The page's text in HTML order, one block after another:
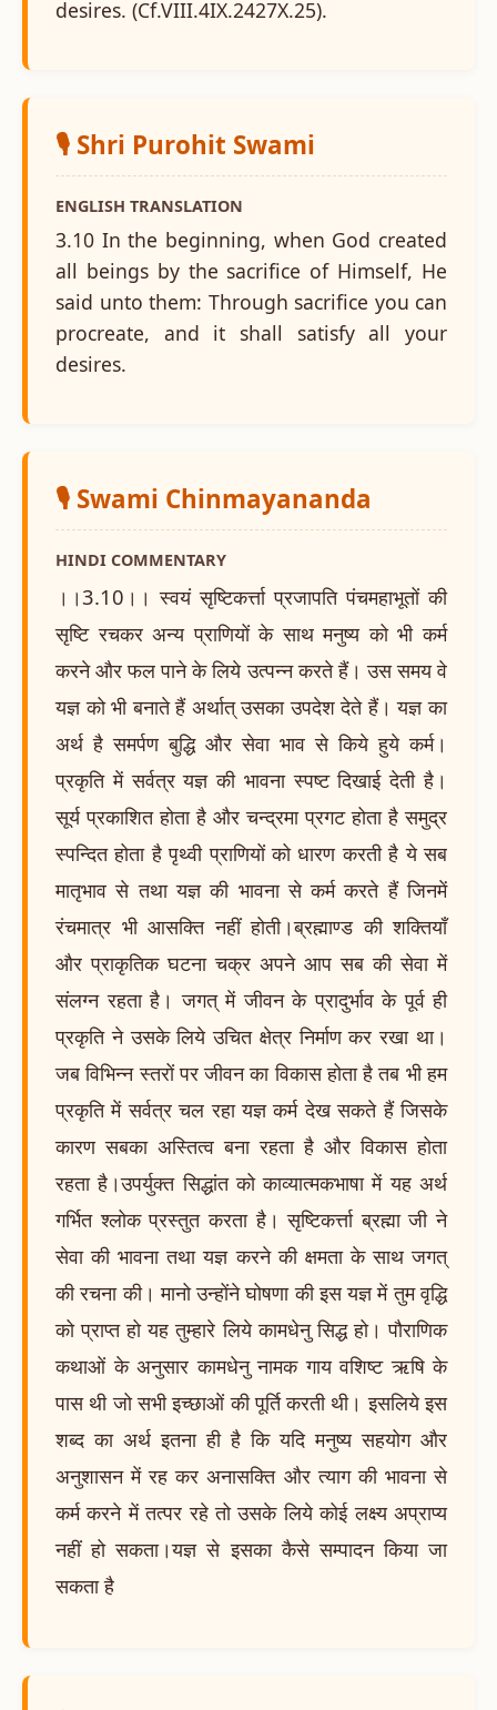
desires. (Cf.VIII.4IX.2427X.25).
🎙️ Shri Purohit Swami
ENGLISH TRANSLATION
3.10 In the beginning, when God created
all beings by the sacrifice of Himself, He
said unto them: Through sacrifice you can
procreate, and it shall satisfy all your
desires.
🎙️ Swami Chinmayananda
HINDI COMMENTARY
।।3.10।। स्वयं सृष्टिकर्त्ता प्रजापति पंचमहाभूतों की
सृष्टि रचकर अन्य प्राणियों के साथ मनुष्य को भी कर्म
करने और फल पाने के लिये उत्पन्न करते हैं। उस समय वे
यज्ञ को भी बनाते हैं अर्थात् उसका उपदेश देते हैं। यज्ञ का
अर्थ है समर्पण बुद्धि और सेवा भाव से किये हुये कर्म।
प्रकृति में सर्वत्र यज्ञ की भावना स्पष्ट दिखाई देती है।
सूर्य प्रकाशित होता है और चन्द्रमा प्रगट होता है समुद्र
स्पन्दित होता है पृथ्वी प्राणियों को धारण करती है ये सब
मातृभाव से तथा यज्ञ की भावना से कर्म करते हैं जिनमें
रंचमात्र भी आसक्ति नहीं होती।ब्रह्माण्ड की शक्तियाँ
और प्राकृतिक घटना चक्र अपने आप सब की सेवा में
संलग्न रहता है। जगत् में जीवन के प्रादुर्भाव के पूर्व ही
प्रकृति ने उसके लिये उचित क्षेत्र निर्माण कर रखा था।
जब विभिन्न स्तरों पर जीवन का विकास होता है तब भी हम
प्रकृति में सर्वत्र चल रहा यज्ञ कर्म देख सकते हैं जिसके
कारण सबका अस्तित्व बना रहता है और विकास होता
रहता है।उपर्युक्त सिद्धांत को काव्यात्मकभाषा में यह अर्थ
गर्भित श्लोक प्रस्तुत करता है। सृष्टिकर्त्ता ब्रह्मा जी ने
सेवा की भावना तथा यज्ञ करने की क्षमता के साथ जगत्
की रचना की। मानो उन्होंने घोषणा की इस यज्ञ में तुम वृद्धि
को प्राप्त हो यह तुम्हारे लिये कामधेनु सिद्ध हो। पौराणिक
कथाओं के अनुसार कामधेनु नामक गाय वशिष्ट ऋषि के
पास थी जो सभी इच्छाओं की पूर्ति करती थी। इसलिये इस
शब्द का अर्थ इतना ही है कि यदि मनुष्य सहयोग और
अनुशासन में रह कर अनासक्ति और त्याग की भावना से
कर्म करने में तत्पर रहे तो उसके लिये कोई लक्ष्य अप्राप्य
नहीं हो सकता।यज्ञ से इसका कैसे सम्पादन किया जा
सकता है